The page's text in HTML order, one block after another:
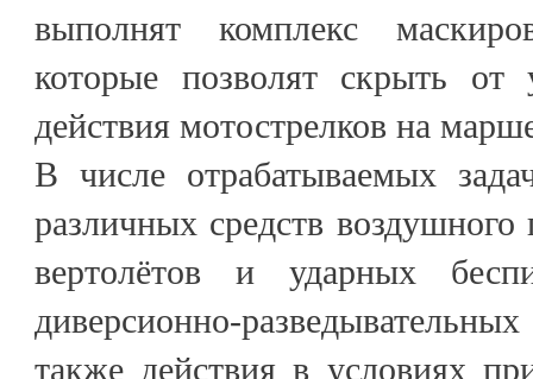
выполнят комплекс
которые позволят скрыть от
действия мотострелков на
В числе отрабатываемых
различных средств
вертолётов и ударных
диверсионно-
также действия в условиях